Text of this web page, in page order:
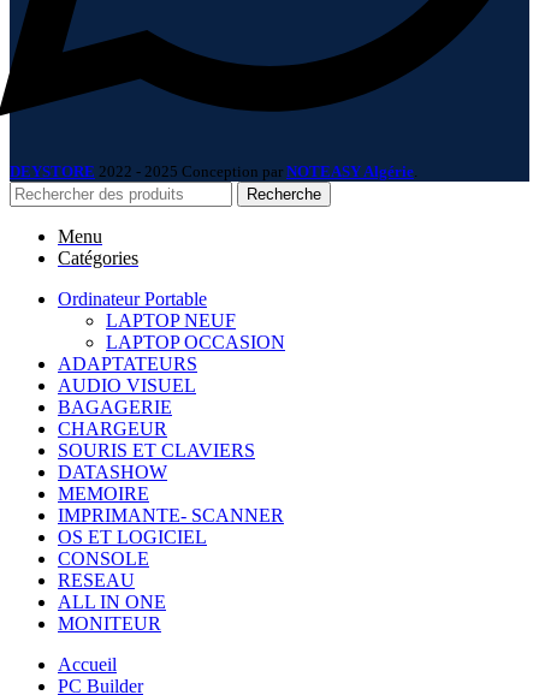
DEYSTORE 2022 - 2025 Conception par NOTEASY Algérie
Recherche
Menu
Catégories
Ordinateur Portable
LAPTOP NEUF
LAPTOP OCCASION
ADAPTATEURS
AUDIO VISUEL
BAGAGERIE
CHARGEUR
SOURIS ET CLAVIERS
DATASHOW
MEMOIRE
IMPRIMANTE- SCANNER
OS ET LOGICIEL
CONSOLE
RESEAU
ALL IN ONE
MONITEUR
Accueil
PC Builder